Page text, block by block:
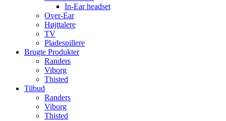
In-Ear headset
Over-Ear
Højttalere
TV
Pladespillere
Brugte Produkter
Randers
Viborg
Thisted
Tilbud
Randers
Viborg
Thisted